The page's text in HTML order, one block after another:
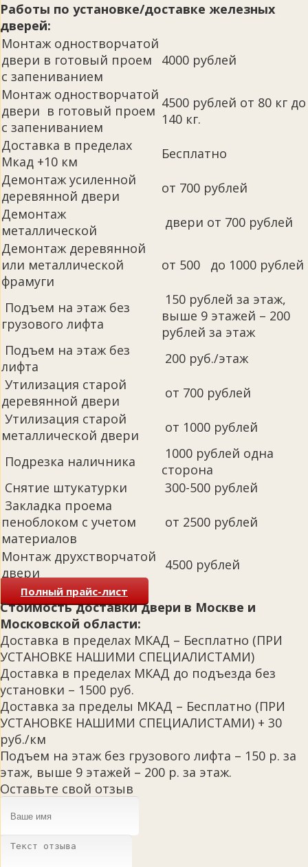
Работы по установке/доставке железных
дверей:
Монтаж одностворчатой
двери в готовый проем
с запениванием
4000 рублей
Монтаж одностворчатой
двери в готовый проем
с запениванием
4500 рублей от 80 кг до
140 кг.
Доставка в пределах
Мкад +10 км
Бесплатно
Демонтаж усиленной
деревянной двери
от 700 рублей
Демонтаж
металлической
двери от 700 рублей
Демонтаж деревянной
или металлической
фрамуги
от 500 до 1000 рублей
Подъем на этаж без
грузового лифта
150 рублей за этаж,
выше 9 этажей – 200
рублей за этаж
Подъем на этаж без
лифта
200 руб./этаж
Утилизация старой
деревянной двери
от 700 рублей
Утилизация старой
металлической двери
от 1000 рублей
Подрезка наличника
1000 рублей одна
сторона
Снятие штукатурки
300-500 рублей
Закладка проема
пеноблоком с учетом
материалов
от 2500 рублей
Монтаж друхстворчатой
двери
4500 рублей
Полный прайс-лист
Стоимость доставки двери в Москве и
Московской области:
Доставка в пределах МКАД – Бесплатно (ПРИ
УСТАНОВКЕ НАШИМИ СПЕЦИАЛИСТАМИ)
Доставка в пределах МКАД до подъезда без
установки – 1500 руб.
Доставка за пределы МКАД – Бесплатно (ПРИ
УСТАНОВКЕ НАШИМИ СПЕЦИАЛИСТАМИ) + 30
руб./км
Подъем на этаж без грузового лифта – 150 р. за
этаж, выше 9 этажей – 200 р. за этаж.
Оставьте свой отзыв